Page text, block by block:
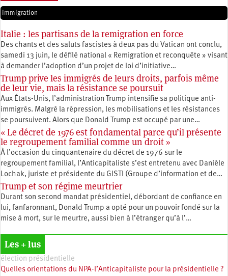
immigration
Italie : les partisans de la remigration en force
Des chants et des saluts fascistes à deux pas du Vatican ont conclu,
samedi 13 juin, le défilé national « Remigration et reconquête » visant
à demander l’adoption d’un projet de loi d’initiative…
Trump prive les immigrés de leurs droits, parfois même
de leur vie, mais la résistance se poursuit
Aux États-Unis, l’administration Trump intensifie sa politique anti-
immigrés. Malgré la répression, les mobilisations et les résistances
se poursuivent. Alors que Donald Trump est occupé par une…
« Le décret de 1976 est fondamental parce qu’il présente
le regroupement familial comme un droit »
À l’occasion du cinquantenaire du décret de 1976 sur le
regroupement familial, l’Anticapitaliste s’est entretenu avec Danièle
Lochak, juriste et présidente du GISTI (Groupe d’information et de…
Trump et son régime meurtrier
Durant son second mandat présidentiel, débordant de confiance en
lui, fanfaronnant, Donald Trump a opté pour un pouvoir fondé sur la
mise à mort, sur le meurtre, aussi bien à l’étranger qu’à l’…
Les + lus
élection présidentielle
Quelles orientations du NPA-l’Anticapitaliste pour la présidentielle ?